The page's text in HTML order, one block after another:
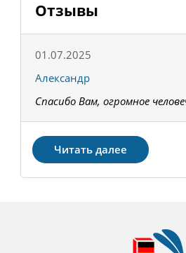
Отзывы
01.07.2025
Александр
Спасибо Вам, огромное
Читать далее